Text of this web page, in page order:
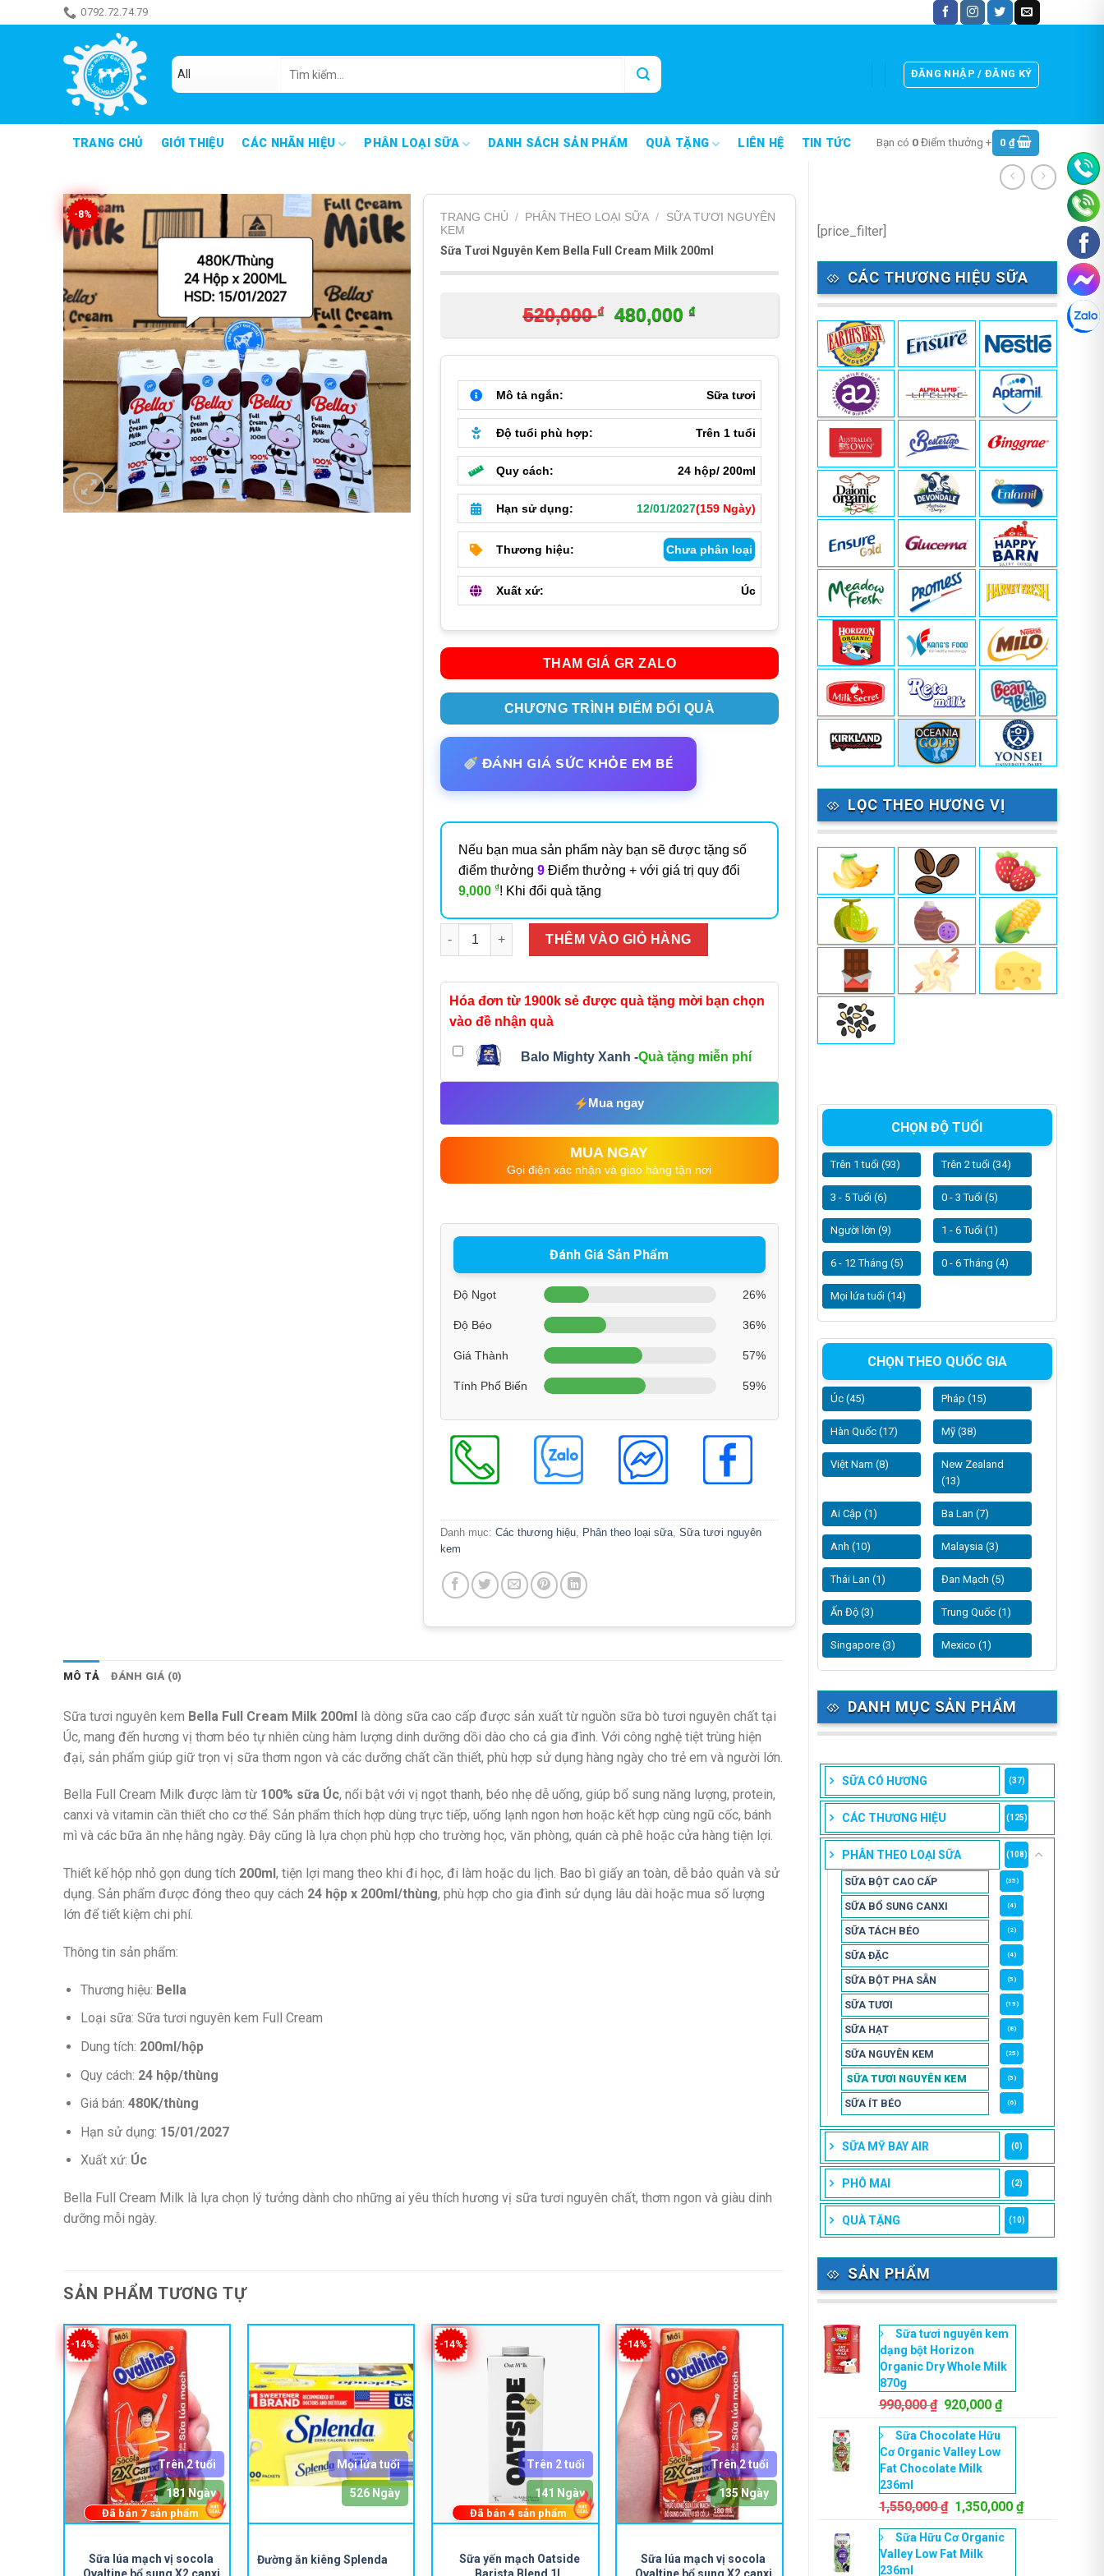
to
0792.72.74.79
kiếm:
ĐĂNG NHẬP / ĐĂNG KÝ
TRANG CHỦ GIỚI THIỆU CÁC NHÃN HIỆU PHÂN LOẠI SỮA DANH SÁCH SẢN PHẨM QUÀ TẶNG LIÊN HỆ TIN TỨC Bạn có 0Điểm thưởng + 0 ₫
[price_filter]
CÁC THƯƠNG HIỆU SỮA
LỌC THEO HƯƠNG VỊ
CHỌN ĐỘ TUỔI
Trên 1 tuổi (93) Trên 2 tuổi (34)
3 - 5 Tuổi (6) 0 - 3 Tuổi (5)
Người lớn (9) 1 - 6 Tuổi (1)
6 - 12 Tháng (5) 0 - 6 Tháng (4)
Mọi lứa tuổi (14)
CHỌN THEO QUỐC GIA
Úc (45) Pháp (15)
Hàn Quốc (17) Mỹ (38)
Việt Nam (8)
New Zealand
(13)
Ai Cập (1) Ba Lan (7)
Anh (10) Malaysia (3)
Thái Lan (1) Đan Mạch (5)
Ấn Độ (3) Trung Quốc (1)
Singapore (3) Mexico (1)
DANH MỤC SẢN PHẨM
SỮA CÓ HƯƠNG (37)
CÁC THƯƠNG HIỆU (125)
PHÂN THEO LOẠI SỮA (108)
SỮA BỘT CAO CẤP (35)
SỮA BỔ SUNG CANXI (4)
SỮA TÁCH BÉO (2)
SỮA ĐẶC (4)
SỮA BỘT PHA SẴN (5)
SỮA TƯƠI (19)
SỮA HẠT (8)
SỮA NGUYÊN KEM (25)
SỮA TƯƠI NGUYÊN KEM (5)
SỮA ÍT BÉO (6)
SỮA MỸ BAY AIR (0)
PHÔ MAI (2)
QUÀ TẶNG (10)
SẢN PHẨM
Sữa tươi nguyên kem
dạng bột Horizon
Organic Dry Whole Milk
870g
990,000₫ Giá
là:
990,000 ₫.
920,000₫Giá
Sữa Chocolate Hữu
Cơ Organic Valley Low
Fat Chocolate Milk
236ml
1,550,000₫ Giá
là:
1,550,000 ₫.
1,350,000₫Giá
Sữa Hữu Cơ Organic
Valley Low Fat Milk
236ml
-8% TRANG CHỦ / PHÂN THEO LOẠI SỮA /
SỮA TƯƠI NGUYÊN
KEM
Sữa Tươi Nguyên Kem Bella Full Cream Milk 200ml
520,000₫
Giá
gốc
480,000 ₫
hiện
là:
480,000 ₫.
Mô tả ngắn: Sữa tươi
Độ tuổi phù hợp: Trên 1 tuổi
Quy cách: 24 hộp/ 200ml
Hạn sử dụng: 12/01/2027(159 Ngày)
Thương hiệu: Chưa phân loại
Xuất xứ: Úc
THAM GIÁ GR ZALO
CHƯƠNG TRÌNH ĐIỂM ĐỔI QUÀ
ĐÁNH GIÁ SỨC KHỎE EM BÉ
Nếu bạn mua sản phẩm này bạn sẽ được tặng số
điểm thưởng9 Điểm thưởng + với giá trị quy đổi
9,000₫! Khi đổi quà tặng
Số lượng
THÊM VÀO GIỎ HÀNG
Hóa đơn từ 1900k sẻ được quà tặng mời bạn chọn
vào đề nhận quà
Balo Mighty Xanh -Quà tặng miễn phí
Mua ngay
MUA NGAY
Gọi điện xác nhận và giao hàng tận nơi
Đánh Giá Sản Phẩm
Độ Ngọt 26%
Độ Béo 36%
Giá Thành 57%
Tính Phổ Biến 59%
Danh mục:Các thương hiệu Phân theo loại sữa ,Sữa tươi nguyên
kem
MÔ TẢ ĐÁNH GIÁ (0)
Sữa tươi nguyên kem Bella Full Cream Milk 200ml là dòng sữa cao cấp được sản xuất từ nguồn sữa bò tươi nguyên chất tại
Úc, mang đến hương vị thơm béo tự nhiên cùng hàm lượng dinh dưỡng dồi dào cho cả gia đình. Với công nghệ tiệt trùng hiện
đại, sản phẩm giúp giữ trọn vị sữa thơm ngon và các dưỡng chất cần thiết, phù hợp sử dụng hàng ngày cho trẻ em và người lớn.
Bella Full Cream Milk được làm từ 100% sữa Úc, nổi bật với vị ngọt thanh, béo nhẹ dễ uống, giúp bổ sung năng lượng, protein,
canxi và vitamin cần thiết cho cơ thể. Sản phẩm thích hợp dùng trực tiếp, uống lạnh ngon hơn hoặc kết hợp cùng ngũ cốc, bánh
mì và các bữa ăn nhẹ hằng ngày. Đây cũng là lựa chọn phù hợp cho trường học, văn phòng, quán cà phê hoặc cửa hàng tiện lợi.
Thiết kế hộp nhỏ gọn dung tích 200ml , tiện lợi mang theo khi đi học, đi làm hoặc du lịch. Bao bì giấy an toàn, dễ bảo quản và sử
dụng. Sản phẩm được đóng theo quy cách 24 hộp x 200ml/thùng, phù hợp cho gia đình sử dụng lâu dài hoặc mua số lượng
lớn để tiết kiệm chi phí.
Thông tin sản phẩm:
Thương hiệu: Bella
Loại sữa: Sữa tươi nguyên kem Full Cream
Dung tích: 200ml/hộp
Quy cách: 24 hộp/thùng
Giá bán: 480K/thùng
Hạn sử dụng: 15/01/2027
Xuất xứ: Úc
Bella Full Cream Milk là lựa chọn lý tưởng dành cho những ai yêu thích hương vị sữa tươi nguyên chất, thơm ngon và giàu dinh
dưỡng mỗi ngày.
SẢN PHẨM TƯƠNG TỰ
-14%
Sữa lúa mạch vị socola
Trên 2 tuổi
181 Ngày
Đã bán 7 sản phẩm
Đường ăn kiêng Splenda
Mọi lứa tuổi
526 Ngày
phẩm
-14%
Sữa yến mạch Oatside
Trên 2 tuổi
141 Ngày
Đã bán4 sản phẩm
-14%
Sữa lúa mạch vị socola
Trên 2 tuổi
135 Ngày